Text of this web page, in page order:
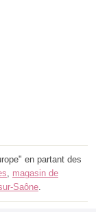
en partant des
magasin de
Saône